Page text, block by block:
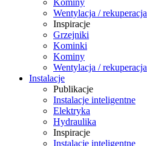
Kominy
Wentylacja / rekuperacja
Inspiracje
Grzejniki
Kominki
Kominy
Wentylacja / rekuperacja
Instalacje
Publikacje
Instalacje inteligentne
Elektryka
Hydraulika
Inspiracje
Instalacje inteligentne